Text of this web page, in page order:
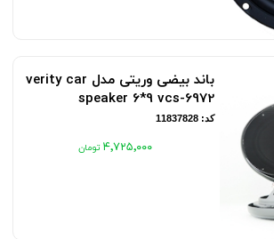
باند بیضی وریتی مدل verity car
speaker 6*9 vcs-6972
کد: 11837828
۴٬۷۲۵٬۰۰۰